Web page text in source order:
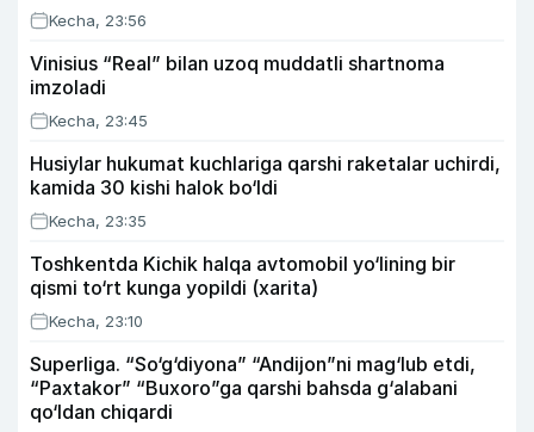
Kecha, 23:56
Vinisius “Real” bilan uzoq muddatli shartnoma
imzoladi
Kecha, 23:45
Husiylar hukumat kuchlariga qarshi raketalar uchirdi,
kamida 30 kishi halok bo‘ldi
Kecha, 23:35
Toshkentda Kichik halqa avtomobil yo‘lining bir
qismi to‘rt kunga yopildi (xarita)
Kecha, 23:10
Superliga. “So‘g‘diyona” “Andijon”ni mag‘lub etdi,
“Paxtakor” “Buxoro”ga qarshi bahsda g‘alabani
qo‘ldan chiqardi